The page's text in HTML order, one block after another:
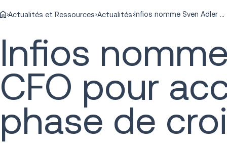
Actualités et Ressources Actualités
Infios
CFO pour
phase de